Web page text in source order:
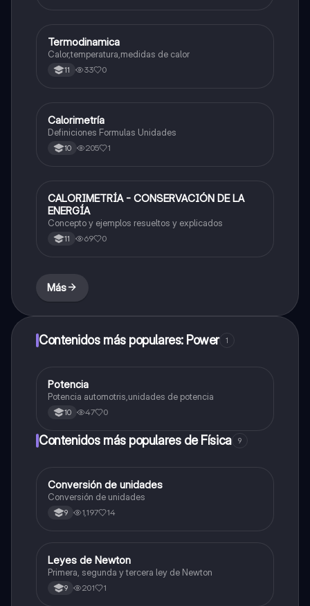
Física
Termodinamica
Calor,temperatura,medidas de calor
11 33 0
Física
Calorimetría
Definiciones Formulas Unidades
10 205 1
Física
CALORIMETRÍA - CONSERVACIÓN DE LA
ENERGÍA
Concepto y ejemplos resueltos y explicados
11 69 0
Más
Contenidos más populares: Power 1
Física
Potencia
Potencia automotris,unidades de potencia
10 47 0
Contenidos más populares de Física 9
Física
Conversión de unidades
Conversión de unidades
9 1,197 14
LFísica
Leyes de Newton
Primera, segunda y tercera ley de Newton
9 201 1